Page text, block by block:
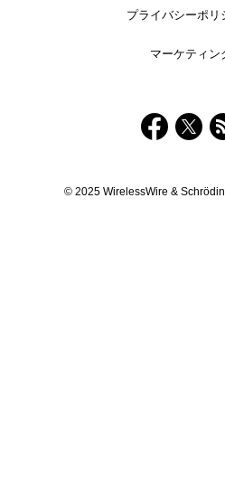
プライバシーポリ
マーケティン
© 2025 WirelessWire &